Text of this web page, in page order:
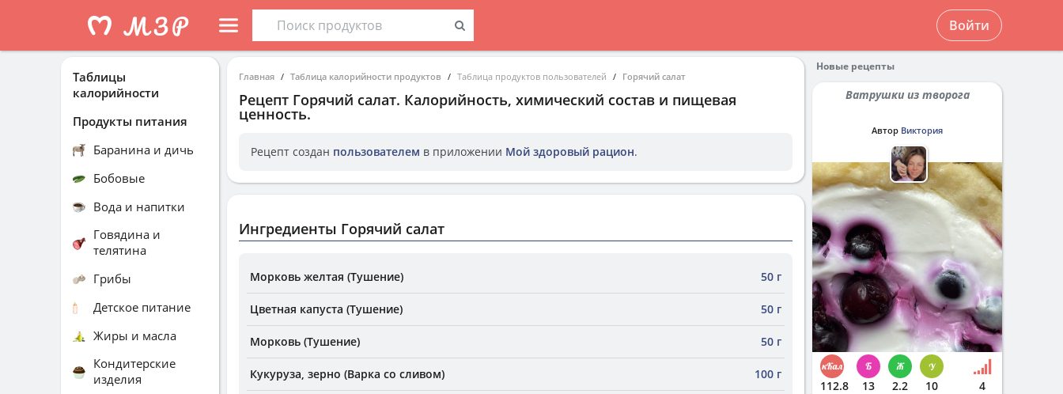
Войти
Главная Таблица калорийности продуктов Таблица продуктов пользователей Горячий салат
Рецепт Горячий салат. Калорийность, химический состав и пищевая
ценность.
Рецепт создан пользователем в приложении Мой здоровый рацион.
Ингредиенты Горячий салат
Морковь желтая (Тушение) 50 г
Цветная капуста (Тушение) 50 г
Морковь (Тушение) 50 г
Кукуруза, зерно (Варка со сливом) 100 г
Таблицы
калорийности
Продукты питания
Баранина и дичь
Бобовые
Вода и напитки
Говядина и
телятина
Грибы
Детское питание
Жиры и масла
Кондитерские
изделия
Новые рецепты
Ватрушки из творога
Автор Виктория
112.8 13 2.2 10 4